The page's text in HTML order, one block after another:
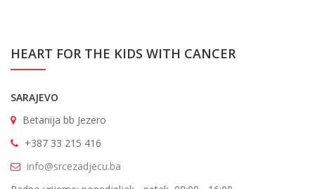
HEART FOR THE KIDS WITH CANCER
SARAJEVO
Betanija bb Jezero
+387 33 215 416
info@srcezadjecu.ba